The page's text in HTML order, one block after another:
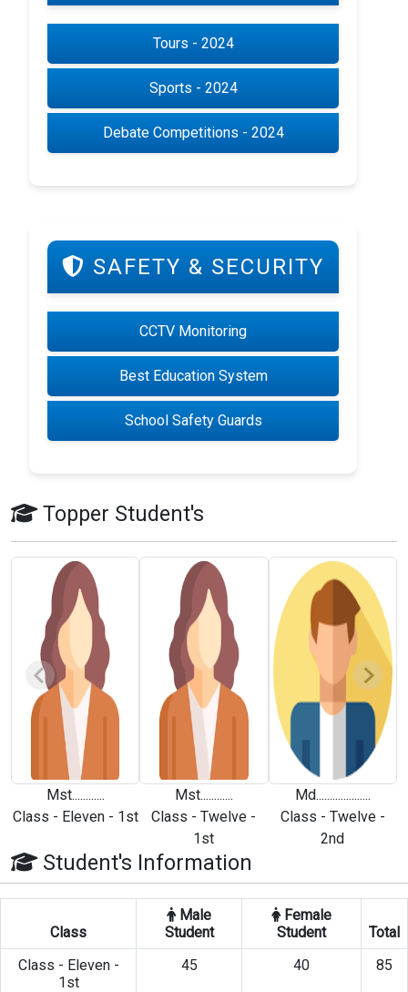
Tours - 2024
Sports - 2024
Debate Competitions - 2024
SAFETY & SECURITY
CCTV Monitoring
Best Education System
School Safety Guards
Topper Student's
Mst............
Class - Eleven - 1st
Mst............
Class - Twelve -
1st
Md....................
Class - Twelve -
2nd
Student's Information
Class
Male
Student
Female
Student
Total
Class - Eleven -
1st
45 40 85